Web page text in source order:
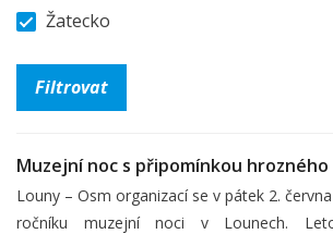
Žatecko
Muzejní noc s připomínkou hrozného
Louny – Osm organizací se v pátek 2.
ročníku muzejní noci v Lounech.